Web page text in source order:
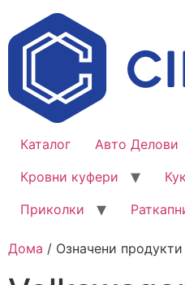
Каталог Авто Делови
Кровни куфери
Приколки
Дома / Означени